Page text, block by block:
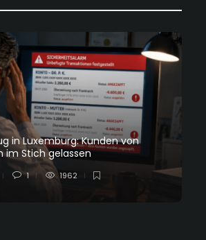
in Luxemburg: Kunden von
im Stich gelassen
1 1962